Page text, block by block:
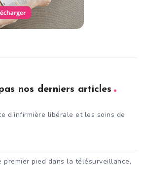
nos derniers articles
d’infirmière libérale et les soins de
premier pied dans la télésurveillance,